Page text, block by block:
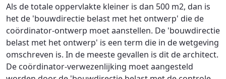
Als de totale oppervlakte kleiner is dan 500 m2, dan is
het de 'bouwdirectie belast met het ontwerp' die de
coördinator-ontwerp moet aanstellen. De 'bouwdirectie
belast met het ontwerp' is een term die in de wetgeving
omschreven is. In de meeste gevallen is dit de architect.
De coördinator-verwezenlijking moet aangesteld